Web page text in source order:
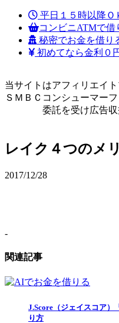
平日１５時以降Ｏ
コンビニATMで借
秘密でお金を借り
初めてなら金利０
当サイトはアフィリエイ
ＳＭＢＣコンシューマー
委託を受け広告
レイク４つのメ
2017/12/28
-
関連記事
J.Score（ジェイスコア）
り方